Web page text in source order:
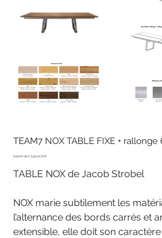
TEAM7 NOX TABLE FIXE +
Prix 7'339.00 CHF
TABLE NOX de Jacob Strobel
NOX marie subtilement les
l’alternance des bords carrés et
extensible, elle doit son